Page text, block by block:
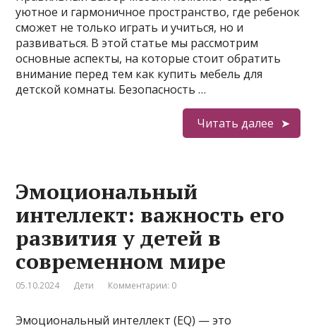
уютное и гармоничное пространство, где ребенок
сможет не только играть и учиться, но и
развиваться. В этой статье мы рассмотрим
основные аспекты, на которые стоит обратить
внимание перед тем как купить мебель для
детской комнаты. Безопасность …
Читать далее
Эмоциональный
интеллект: важность его
развития у детей в
современном мире
05.10.2024 Дети Комментарии: 0
Эмоциональный интеллект (EQ) — это